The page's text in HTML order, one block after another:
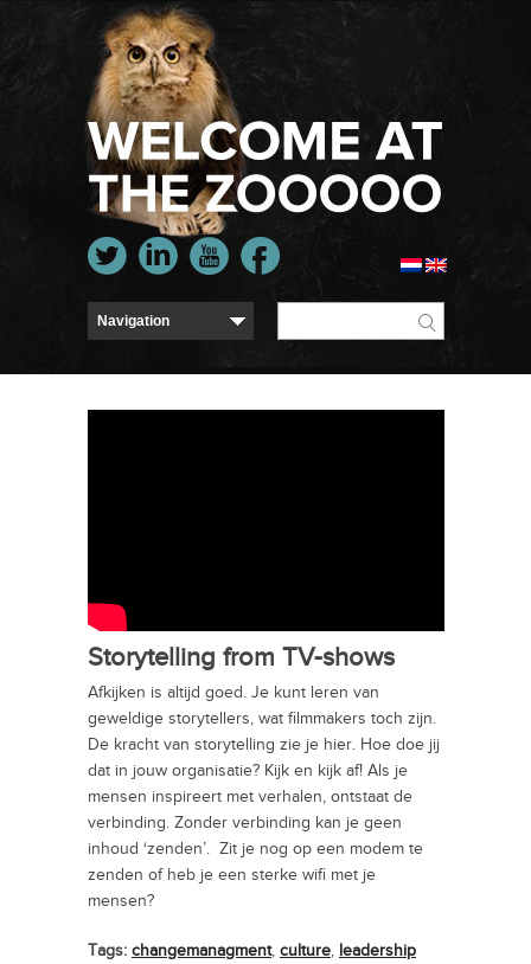
Storytelling from TV-shows
Afkijken is altijd goed. Je kunt leren van
geweldige storytellers, wat filmmakers toch zijn.
De kracht van storytelling zie je hier. Hoe doe jij
dat in jouw organisatie? Kijk en kijk af! Als je
mensen inspireert met verhalen, ontstaat de
verbinding. Zonder verbinding kan je geen
inhoud ‘zenden’. Zit je nog op een modem te
zenden of heb je een sterke wifi met je
mensen?
Tags: changemanagment, culture, leadership